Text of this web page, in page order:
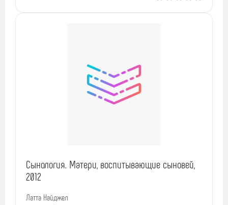
Сынология. Матери, воспитывающие сыновей,
2012
Латта Найджел